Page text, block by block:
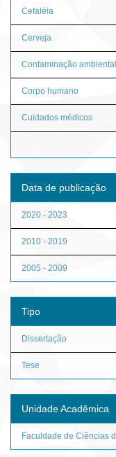
Cefaléia
Cerveja
Contaminação ambiental
Corpo humano
Cuidados médicos
Data de publicação
2020 - 2023
2010 - 2019
2005 - 2009
Tipo
Dissertação
Tese
Unidade Acadêmica
Faculdade de Ciências